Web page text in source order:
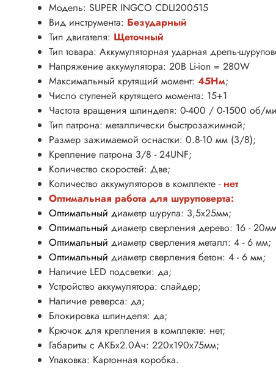
Модель: SUPER INGCO CDLI200515
Вид инструмента: Безударный
Тип двигателя: Щеточный
Тип товара: Аккумуляторная ударная дрель-
Напряжение аккумулятора: 20В Li-ion = 280W
Максимальный крутящий момент: 45Нм;
Число ступеней крутящего момента: 15+1
Частота вращения шпинделя: 0-400 / 0-1500 об/
Тип патрона: металлически быстрозажимной;
Размер зажимаемой оснастки: 0.8-10 мм (3/8);
Крепление патрона 3/8 - 24UNF;
Количество скоростей: Две;
Количество аккумуляторов в комплекте - нет
Оптимальная работа для шуруповерта:
Оптимальный диаметр шурупа: 3,5х25мм;
Оптимальный диаметр сверления дерево: 16 -
Оптимальный диаметр сверления металл: 4 - 6 мм;
Оптимальный диаметр сверления бетон: 4 - 6 мм;
Наличие LED подсветки: да;
Устройство аккумулятора: слайдер;
Наличие реверса: да;
Блокировка шпинделя: да;
Крючок для крепления в комплекте: нет;
Габариты с АКБх2.0Ач: 220х190х75мм;
Упаковка: Картонная коробка.